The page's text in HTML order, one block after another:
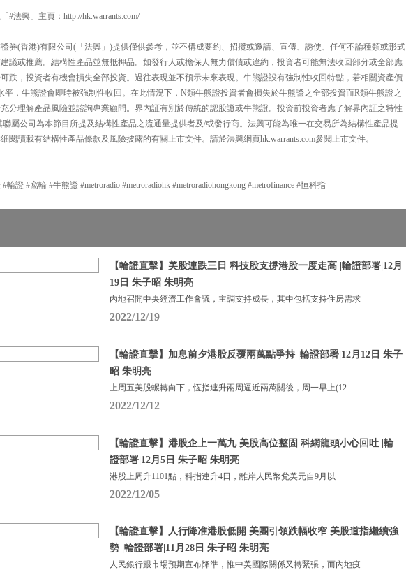
#法興」主頁：http://hk.warrants.com/
券(香港)有限公司(「法興」)提供僅供參考，並不構成要約、招攬或邀請、宣傳、誘使、任何不論種類或形式
議或推薦。結構性產品並無抵押品。如發行人或擔保人無力償債或違約，投資者可能無法收回部分或全部應
跌，投資者有機會損失全部投資。過往表現並不預示未來表現。牛熊證設有強制性收回特點，若相關資產價
平，牛熊證會即時被強制性收回。在此情況下，N類牛熊證投資者會損失於牛熊證之全部投資而R類牛熊證之
分理解產品風險並諮詢專業顧問。界內証有別於傳統的認股證或牛熊證。投資前投資者應了解界內証之特性
屬公司為本節目所提及結構性產品之流通量提供者及/或發行商。法興可能為唯一在交易所為結構性產品提
閱讀載有結構性產品條款及風險披露的有關上市文件。請於法興網頁hk.warrants.com參閱上市文件。
證 #窩輪 #牛熊證 #metroradio #metroradiohk #metroradiohongkong #metrofinance #恒科指
【輪證直擊】美股連跌三日 科技股支撐港股一度走高 |輪證部署|12月
19日 朱子昭 朱明亮
內地召開中央經濟工作會議，主調支持成長，其中包括支持住房需求
2022/12/19
【輪證直擊】加息前夕港股反覆兩萬點爭持 |輪證部署|12月12日 朱子
昭 朱明亮
上周五美股輾轉向下，恆指連升兩周逼近兩萬關後，周一早上(12
2022/12/12
【輪證直擊】港股企上一萬九 美股高位整固 科網龍頭小心回吐 |輪
證部署|12月5日 朱子昭 朱明亮
港股上周升1101點，科指連升4日，離岸人民幣兌美元自9月以
2022/12/05
【輪證直擊】人行降准港股低開 美團引領跌幅收窄 美股道指繼續強
勢 |輪證部署|11月28日 朱子昭 朱明亮
人民銀行跟市場預期宣布降準，惟中美國際關係又轉緊張，而內地疫